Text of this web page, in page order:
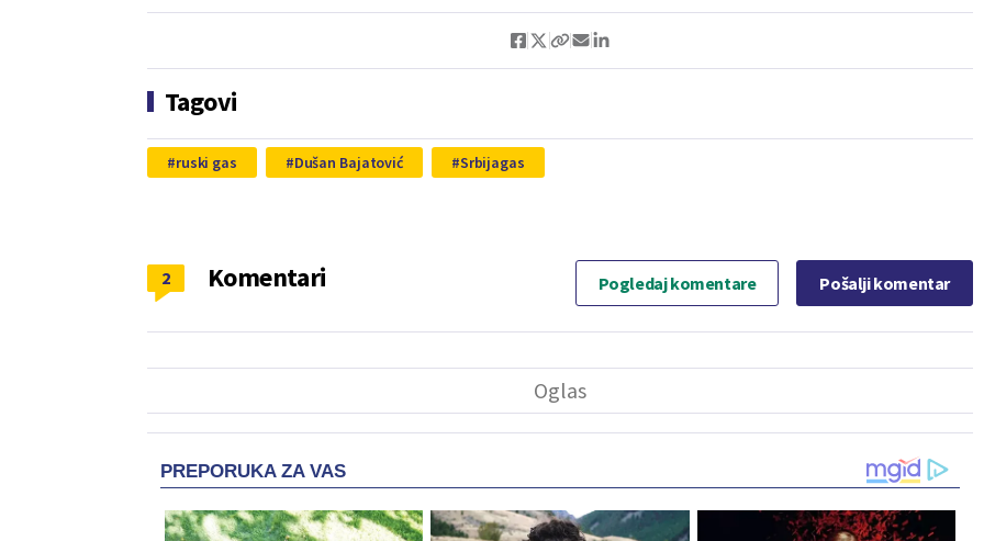
Tagovi
ruski gas Dušan Bajatović Srbijagas
Komentari
2 Pogledaj komentare Pošalji komentar
PREPORUKA ZA VAS